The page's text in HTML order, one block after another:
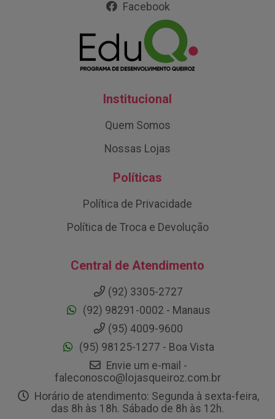
Facebook
Institucional
Quem Somos
Nossas Lojas
Políticas
Política de Privacidade
Política de Troca e Devolução
Central de Atendimento
(92) 3305-2727
(92) 98291-0002 - Manaus
(95) 4009-9600
(95) 98125-1277 - Boa Vista
Envie um e-mail -
faleconosco@lojasqueiroz.com.br
Horário de atendimento: Segunda à sexta-feira,
das 8h às 18h. Sábado de 8h às 12h.